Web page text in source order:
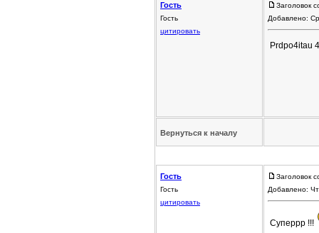
Гость
Гость
цитировать
Заголовок
Добавлено:
Prdpo4itau
Вернуться к началу
Гость
Гость
цитировать
Заголовок
Добавлено:
Суперрр !!!